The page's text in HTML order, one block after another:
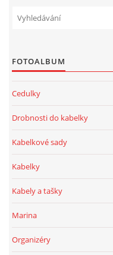
FOTOALBUM
Cedulky
Drobnosti do kabelky
Kabelkové sady
Kabelky
Kabely a tašky
Marina
Organizéry